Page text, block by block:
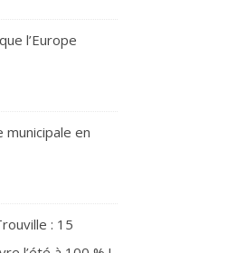
l’Europe
municipale en
: 15